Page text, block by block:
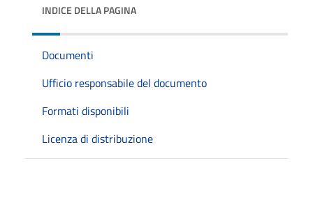
INDICE DELLA PAGINA
Documenti
Ufficio responsabile del documento
Formati disponibili
Licenza di distribuzione